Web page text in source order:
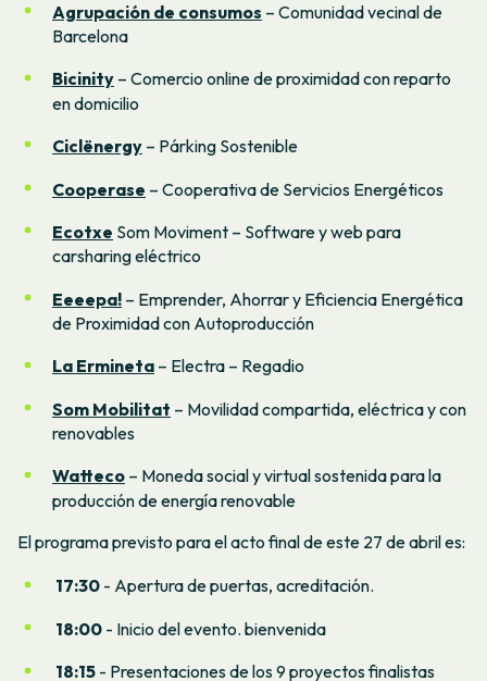
Agrupación de consumos – Comunidad vecinal de
Barcelona
Bicinity – Comercio online de proximidad con reparto
en domicilio
Ciclënergy – Párking Sostenible
Cooperase – Cooperativa de Servicios Energéticos
Ecotxe Som Moviment – Software y web para
carsharing eléctrico
Eeeepa! – Emprender, Ahorrar y Eficiencia Energética
de Proximidad con Autoproducción
La Ermineta – Electra – Regadio
Som Mobilitat – Movilidad compartida, eléctrica y con
renovables
Watteco – Moneda social y virtual sostenida para la
producción de energía renovable
El programa previsto para el acto final de este 27 de abril es:
17:30 - Apertura de puertas, acreditación.
18:00 - Inicio del evento. bienvenida
18:15 - Presentaciones de los 9 proyectos finalistas